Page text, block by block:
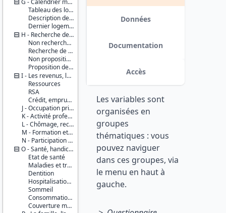
modalités de la variable ANAIS8
2018-03-19
G - Calendrier mensuel, parcours résidentiel
Tableau des logements
Description des différents lieux ou l'enquêté a vécu tout au long de sa vie
Dernier logement comme propriétaire ou locataire
H - Recherche de logement
Non recherche de logement
Recherche de logement
Non proposition de logement
Proposition de logement
I - Les revenus, les difficultés financières
Ressources
RSA
Crédit, emprunt et dette
J - Occupation principale
K - Activité professionnelle (pour ceux qui travaillent)
L - Chômage, recherche d'emploi (pour tous les chômeurs, ceux qui recherchent un emploi ou souhaitent travailler)
M - Formation et expérience professionnelle
N - Participation à la vie sociale
O - Santé, handicaps, couverture sociale
Etat de santé
Maladies et traitements
Dentition
Hospitalisation et médecins
Sommeil
Consommation d’alcool
Couverture maladie
Série :
Enquête
sur les
Sans-
Domiciles
(SD)
Couverture
géographique :
France
métropolitaine
Producteurs :
INSEE
Ined
Diffuseur :
Progedo-
Adisp
Données
Documentation
Accès
Les variables sont
organisées en
groupes
thématiques : vous
pouvez naviguer
dans ces groupes, via
le menu en haut à
gauche.